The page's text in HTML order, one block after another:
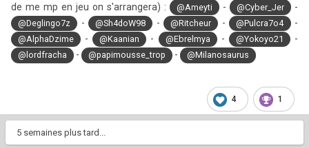
de me mp en jeu on s'arrangera) :
@Ameyti - @Cyber_Jer -
@Deglingo7z - @Sh4doW98 - @Ritcheur - @Pulcra7o4 -
@AlphaDzime - @Kaanian - @Ebrelmya - @Yokoyo21 -
@lordfracha - @papimousse_trop - @Milanosaurus
4 1
5 semaines plus tard...